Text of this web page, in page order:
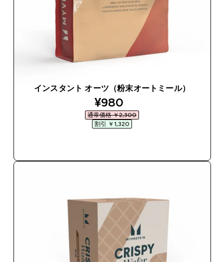
インスタント オーツ（粉末オートミール）
discounted price
¥980‎
通常価格 ￥2,300‎
割引 ￥1,320‎